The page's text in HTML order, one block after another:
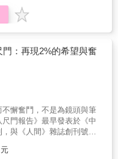
標題緣起於台灣少數民族
今，其總人口數大約佔全台
八尺門報告》發表同時期，
的權益，台灣原住民掀起
會運動，並於1984年成立
）權利促進會」，爭取原
個以原住民知識青年為中
」，不僅提倡「部落主
、城鄉，爭取原住民的身分
家族群與文化政策等訴
年過去了，原住民社會運動
編原住民保留地、成立行
門：再現2%的希望與奮
不懈奮鬥，不是為鏡頭與筆
門報告》最早發表於《中
，與《人間》雜誌創刊號連
與掙扎──八尺門阿美族生
元